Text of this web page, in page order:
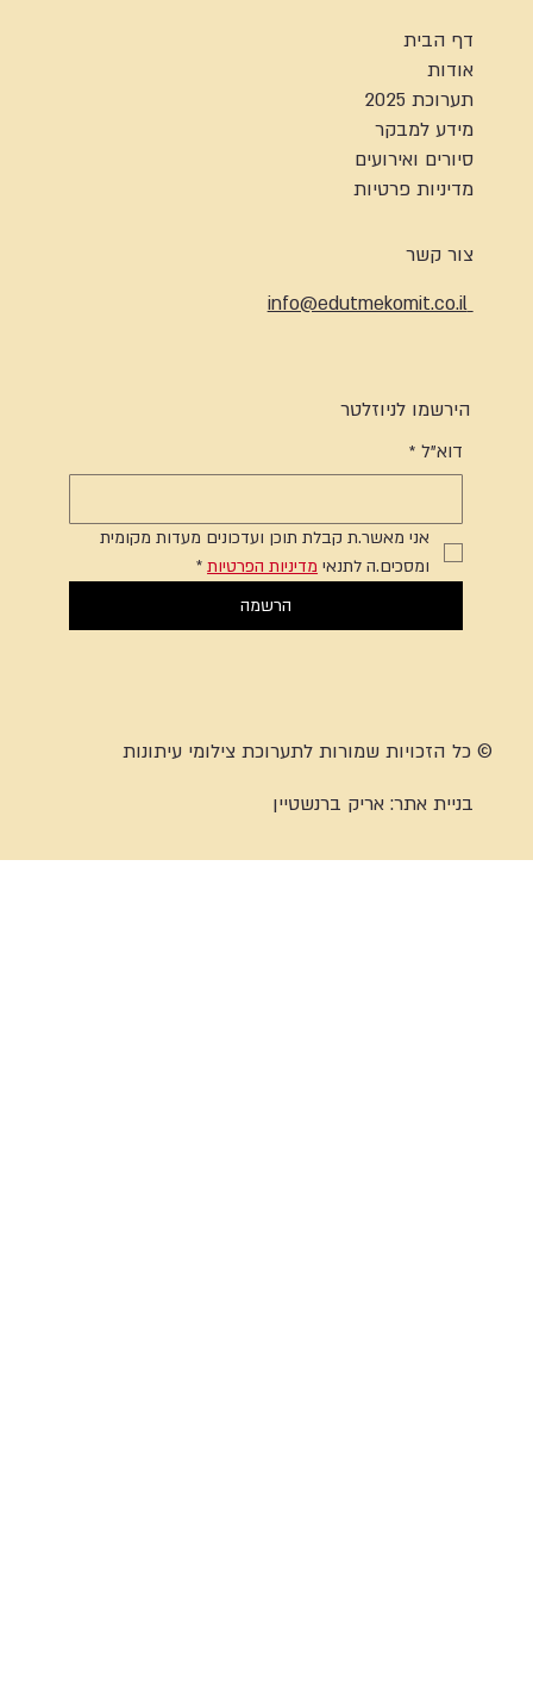
דף הבית
אודות
תערוכת 2025
מידע למבקר
סיורים ואירועים
מדיניות פרטיות
צור קשר
info@edutmekomit.co.il
הירשמו לניוזלטר
דוא"ל *
אני מאשר.ת קבלת תוכן ועדכונים מעדות מקומית
ומסכים.ה לתנאי מדיניות הפרטיות *
הרשמה
© כל הזכויות שמורות לתערוכת צילומי עיתונות
בניית אתר:אריק ברנשטיין